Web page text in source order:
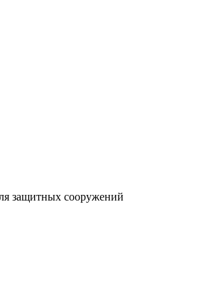
защитных сооружений